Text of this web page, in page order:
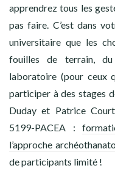
apprendrez tous les
pas faire. C’est dans
universitaire que les
fouilles de terrain,
laboratoire (pour ceux
participer à des stages
Duday et Patrice
5199-PACEA :
l’approche
de participants limité !